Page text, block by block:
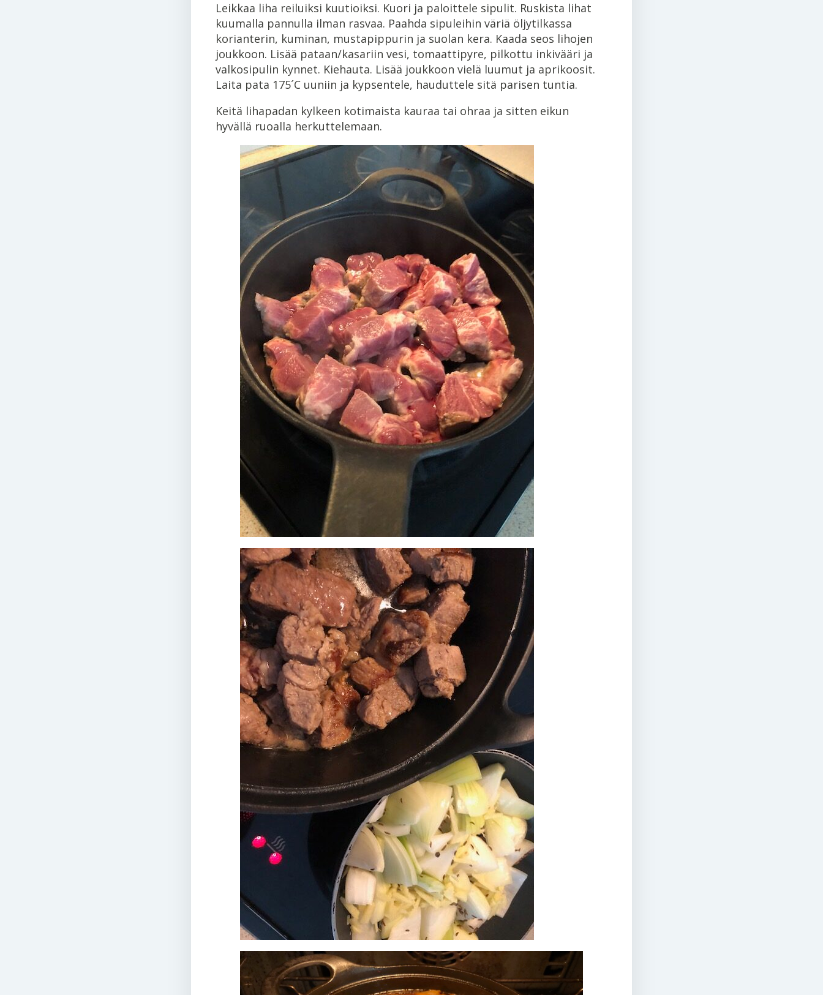
Leikkaa liha reiluiksi kuutioiksi. Kuori ja paloittele sipulit. Ruskista lihat
kuumalla pannulla ilman rasvaa. Paahda sipuleihin väriä öljytilkassa
korianterin, kuminan, mustapippurin ja suolan kera. Kaada seos lihojen
joukkoon. Lisää pataan/kasariin vesi, tomaattipyre, pilkottu inkivääri ja
valkosipulin kynnet. Kiehauta. Lisää joukkoon vielä luumut ja aprikoosit.
Laita pata 175´C uuniin ja kypsentele, hauduttele sitä parisen tuntia.
Keitä lihapadan kylkeen kotimaista kauraa tai ohraa ja sitten eikun
hyvällä ruoalla herkuttelemaan.